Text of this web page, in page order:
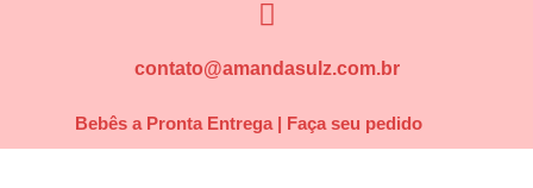
contato@amandasulz.com.br
Bebês a Pronta Entrega | Faça seu pedido